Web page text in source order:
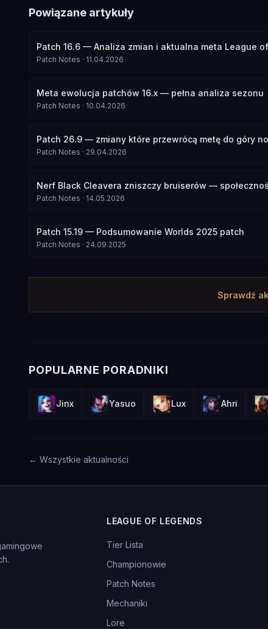
Powiązane artykuły
Patch 16.6 — Analiza zmian i aktualna meta League
Patch Notes · 11.04.2026
Meta ewolucja patchów 16.x — pełna analiza sezonu
Patch Notes · 10.04.2026
Patch 26.9 — zmiany które przewrócą metę do góry
Patch Notes · 29.04.2026
Nerf Black Cleavera zniszczy bruiserów —
Patch Notes · 14.05.2026
Patch 15.19 — Podsumowanie Worlds 2025 patch
Patch Notes · 24.09.2025
Sprawdź
POPULARNE PORADNIKI
Jinx Yasuo Lux Ahri
← Wszystkie aktualności
LEAGUE OF LEGENDS
Tier Lista
Championowie
Patch Notes
Mechaniki
Lore